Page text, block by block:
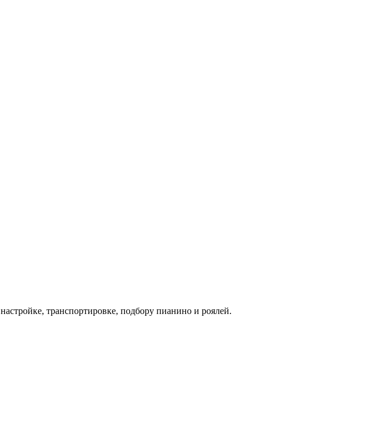
настройке, транспортировке, подбору пианино и роялей.